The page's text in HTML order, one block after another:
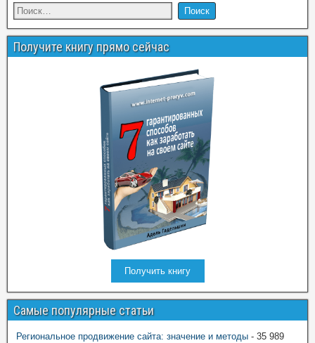
Получите книгу прямо сейчас
Получить книгу
Самые популярные статьи
Региональное продвижение сайта: значение и методы - 35 989